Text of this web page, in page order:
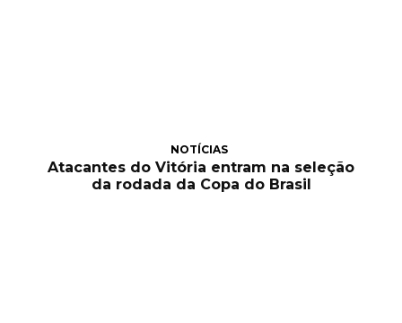
NOTÍCIAS
Atacantes do Vitória entram na seleção
da rodada da Copa do Brasil